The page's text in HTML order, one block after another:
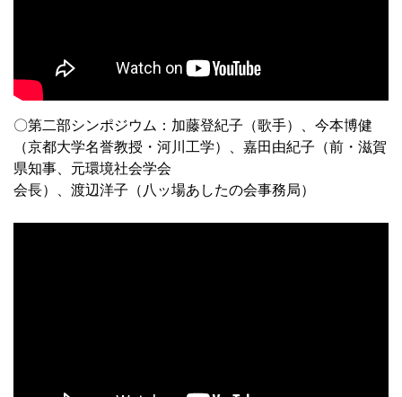
〇第二部シンポジウム：加藤登紀子（歌手）、今本博健
（京都大学名誉教授・河川工学）、嘉田由紀子（前・滋賀
県知事、元環境社会学会
会長）、渡辺洋子（八ッ場あしたの会事務局）